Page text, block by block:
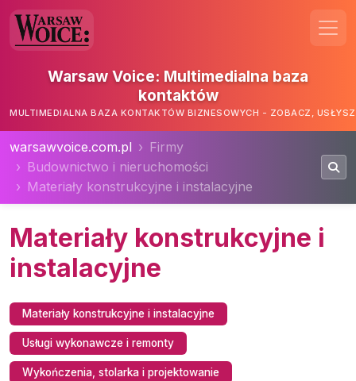
Warsaw Voice: Multimedialna baza
kontaktów
MULTIMEDIALNA BAZA KONTAKTÓW BIZNESOWYCH - ZOBACZ,
warsawvoice.com.pl
Firmy
Budownictwo i nieruchomości
Materiały konstrukcyjne i instalacyjne
Materiały konstrukcyjne i
instalacyjne
Materiały konstrukcyjne i instalacyjne
Usługi wykonawcze i remonty
Wykończenia, stolarka i projektowanie